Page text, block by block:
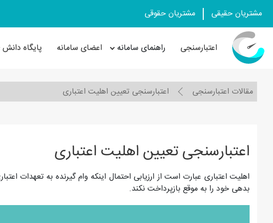
مشتریان حقیقی مشتریان حقوقی
اعتبارسنجی راهنمای سامانه اعضای سامانه پایگاه دانش
مقالات اعتبارسنجی اعتبارسنجی تعیین اهلیت اعتباری
اعتبارسنجی تعیین اهلیت اعتباری
اهلیت اعتباری عبارت است از ارزیابی احتمال اینکه وام گیرنده به تعهدات
بدهی خود را به موقع بازپرداخت نکند.